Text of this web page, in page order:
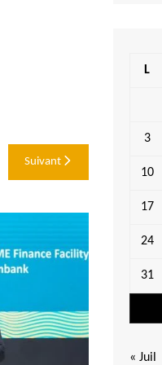
Suivant
L
3
10
17
24
31
« Juil